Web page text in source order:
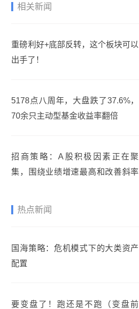
相关新闻
重磅利好+底部反转，这个板块可以
出手了！
5178点八周年，大盘跌了37.6%，
70余只主动型基金收益率翻倍
招商策略：A股积极因素正在聚
集，围绕业绩增速最高和改善斜率
热点新闻
国海策略：危机模式下的大类资产
配置
要变盘了！跑还是不跑（变盘前